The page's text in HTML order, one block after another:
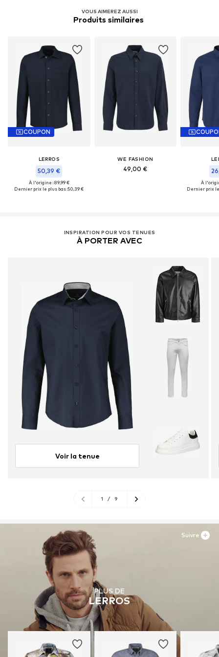
VOUS AIMEREZ AUSSI
Produits similaires
COUPON
LERROS
50,39 €
À l'origine : 89,99 €
Dernier prix le plus bas :50,39 €
WE FASHION
49,00 €
À
Dernier prix le
INSPIRATION POUR VOS TENUES
À PORTER AVEC
Voir la tenue
1 / 9
PLUS DE
LERROS
Suivre